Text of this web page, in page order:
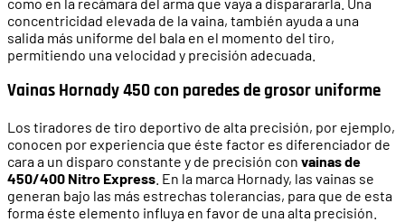
concentricidad elevada de la vaina, también ayuda a una
salida más uniforme del bala en el momento del tiro,
permitiendo una velocidad y precisión adecuada.
Vainas Hornady 450 con paredes de grosor uniforme
Los tiradores de tiro deportivo de alta precisión, por ejemplo,
conocen por experiencia que éste factor es diferenciador de
cara a un disparo constante y de precisión con vainas de
450/400 Nitro Express . En la marca Hornady, las vainas se
generan bajo las más estrechas tolerancias, para que de esta
forma éste elemento influya en favor de una alta precisión.